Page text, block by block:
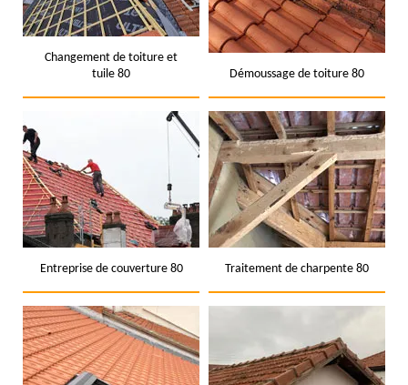
Changement de toiture et
tuile 80
Démoussage de toiture 80
Entreprise de couverture 80 Traitement de charpente 80